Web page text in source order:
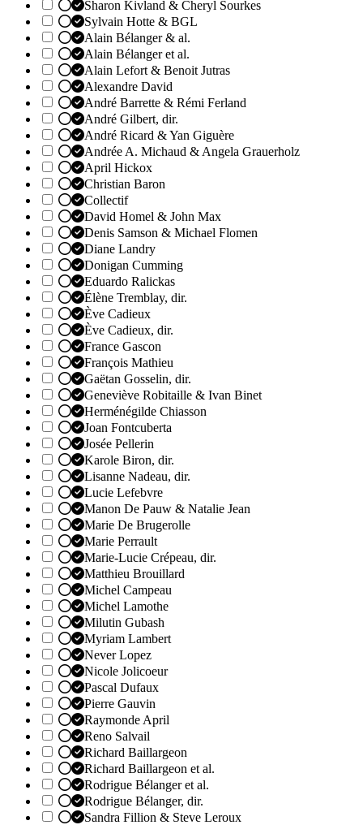
Sharon Kivland & Cheryl Sourkes
Sylvain Hotte & BGL
Alain Bélanger & al.
Alain Bélanger et al.
Alain Lefort & Benoit Jutras
Alexandre David
André Barrette & Rémi Ferland
André Gilbert, dir.
André Ricard & Yan Giguère
Andrée A. Michaud & Angela Grauerholz
April Hickox
Christian Baron
Collectif
David Homel & John Max
Denis Samson & Michael Flomen
Diane Landry
Donigan Cumming
Eduardo Ralickas
Élène Tremblay, dir.
Ève Cadieux
Ève Cadieux, dir.
France Gascon
François Mathieu
Gaëtan Gosselin, dir.
Geneviève Robitaille & Ivan Binet
Herménégilde Chiasson
Joan Fontcuberta
Josée Pellerin
Karole Biron, dir.
Lisanne Nadeau, dir.
Lucie Lefebvre
Manon De Pauw & Natalie Jean
Marie De Brugerolle
Marie Perrault
Marie-Lucie Crépeau, dir.
Matthieu Brouillard
Michel Campeau
Michel Lamothe
Milutin Gubash
Myriam Lambert
Never Lopez
Nicole Jolicoeur
Pascal Dufaux
Pierre Gauvin
Raymonde April
Reno Salvail
Richard Baillargeon
Richard Baillargeon et al.
Rodrigue Bélanger et al.
Rodrigue Bélanger, dir.
Sandra Fillion & Steve Leroux